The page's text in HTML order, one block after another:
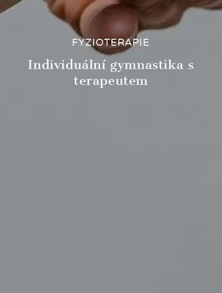
FYZIOTERAPIE
Individuální gymnastika s
terapeutem